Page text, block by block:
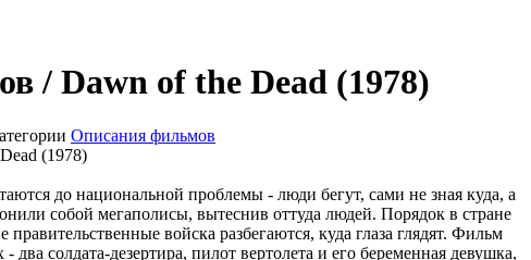
/ Dawn of the Dead (1978)
Описания фильмов
до национальной проблемы - люди бегут, сами не зная куда, а
собой мегаполисы, вытеснив оттуда людей. Порядок в стране
правительственные войска разбегаются, куда глаза глядят. Фильм
два солдата-дезертира, пилот вертолета и его беременная девушка,